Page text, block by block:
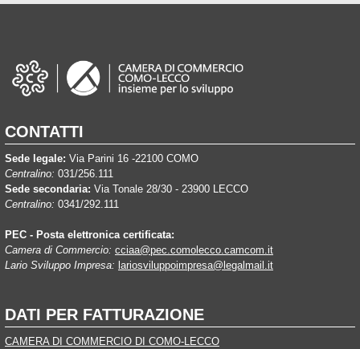
CONTATTI
Sede legale: Via Parini 16 -22100 COMO
Centralino: 031/256.111
Sede secondaria: Via Tonale 28/30 - 23900 LECCO
Centralino: 0341/292.111
PEC - Posta elettronica certificata:
Camera di Commercio: cciaa@pec.comolecco.camcom.it
Lario Sviluppo Impresa: lariosviluppoimpresa@legalmail.it
DATI PER FATTURAZIONE
CAMERA DI COMMERCIO DI COMO-LECCO